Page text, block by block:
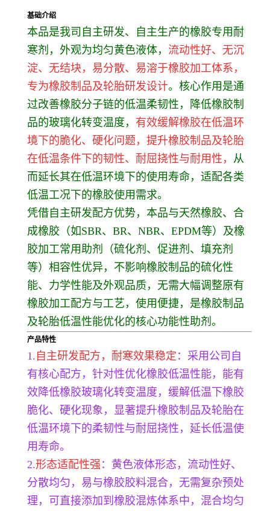
基础介绍
本品是我司自主研发、自主生产的橡胶专用耐
寒剂，外观为均匀黄色液体， 流动性好、无沉
淀、无结块，易分散、易溶于橡胶加工体系，
专为橡胶制品及轮胎研发设计。核心作用是通
过改善橡胶分子链的低温柔韧性，降低橡胶制
品的玻璃化转变温度， 有效缓解橡胶在低温环
境下的脆化、硬化问题，提升橡胶制品及轮胎
在低温条件下的韧性、耐屈挠性与耐用性， 从
而延长其在低温环境下的使用寿命，适配各类
低温工况下的橡胶使用需求。
凭借自主研发配方优势，本品与天然橡胶、合
成橡胶（如SBR、BR、NBR、EPDM等）及橡
胶加工常用助剂（硫化剂、促进剂、填充剂
等）相容性优异，不影响橡胶制品的硫化性
能、力学性能及外观品质，无需大幅调整原有
橡胶加工配方与工艺，使用便捷，是橡胶制品
及轮胎低温性能优化的核心功能性助剂。
产品特性
1. 自主研发配方，耐寒效果稳定 ：采用公司自
有核心配方，针对性优化橡胶低温性能，能有
效降低橡胶玻璃化转变温度，缓解低温下橡胶
脆化、硬化现象，显著提升橡胶制品及轮胎在
低温环境下的柔韧性与耐屈挠性，延长低温使
用寿命。
2.形态适配性强 ：黄色液体形态，流动性好、
分散均匀，易与橡胶胶料混合，无需复杂预处
理，可直接添加到橡胶混炼体系中，混合均匀